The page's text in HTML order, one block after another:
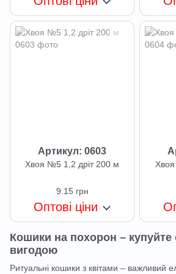
Артикул: 0603
Хвоя №5 1,2 дріт 200 м
9.15 грн
Оптові ціни
Кошики на похорон – купуйте
вигодою
Ритуальні кошики з квітами – важливий